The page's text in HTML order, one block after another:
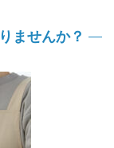
ませんか？